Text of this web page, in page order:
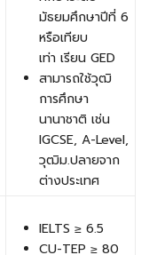
มัธยมศึกษาปีที่ 6
หรือเทียบ
เท่า เรียน GED
สามารถใช้วุฒิ
การศึกษา
นานาชาติ เช่น
IGCSE, A-Level,
วุฒิม.ปลายจาก
ต่างประเทศ
IELTS ≥ 6.5
CU-TEP ≥ 80